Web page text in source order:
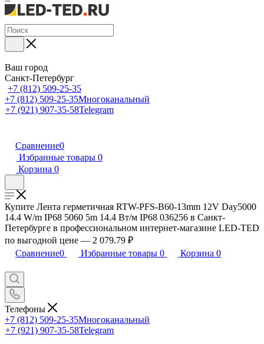
Ваш город
Санкт-Петербург
+7 (812) 509-25-35
+7 (812) 509-25-35Многоканальный
+7 (921) 907-35-58Telegram
Сравнение0
Избранные товары 0
Корзина 0
Купите Лента герметичная RTW-PFS-B60-13mm 12V Day5000
14.4 W/m IP68 5060 5m 14.4 Вт/м IP68 036256 в Санкт-
Петербурге в профессиональном интернет-магазине LED-TED
по выгодной цене — 2 079.79 ₽
Сравнение0 Избранные товары 0 Корзина 0
Телефоны
+7 (812) 509-25-35Многоканальный
+7 (921) 907-35-58Telegram